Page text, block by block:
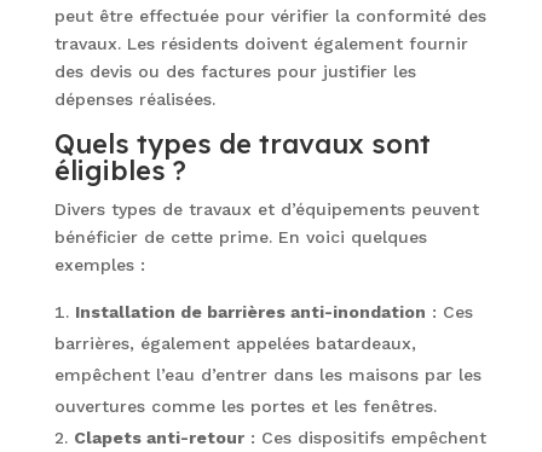
peut être effectuée pour vérifier la conformité des
travaux. Les résidents doivent également fournir
des devis ou des factures pour justifier les
dépenses réalisées.
Quels types de travaux sont
éligibles ?
Divers types de travaux et d’équipements peuvent
bénéficier de cette prime. En voici quelques
exemples :
Installation de barrières anti-inondation : Ces
barrières, également appelées batardeaux,
empêchent l’eau d’entrer dans les maisons par les
ouvertures comme les portes et les fenêtres.
Clapets anti-retour: Ces dispositifs empêchent